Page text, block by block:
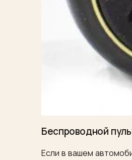
Беспроводной
Если в вашем